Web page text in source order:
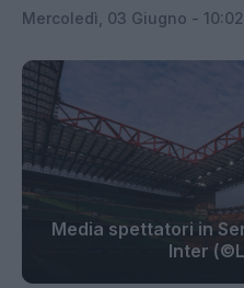
Mercoledì, 03 Giugno - 10:02
Media spettatori in
Inter